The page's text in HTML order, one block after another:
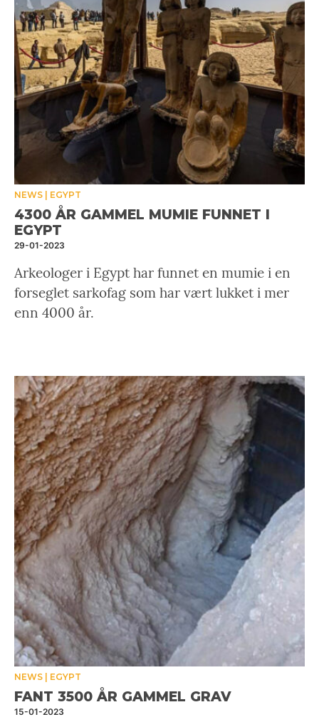
NEWS EGYPT
4300 ÅR GAMMEL MUMIE FUNNET I
EGYPT
29-01-2023
Arkeologer i Egypt har funnet en mumie i en
forseglet sarkofag som har vært lukket i mer
enn 4000 år.
NEWS EGYPT
FANT 3500 ÅR GAMMEL GRAV
15-01-2023